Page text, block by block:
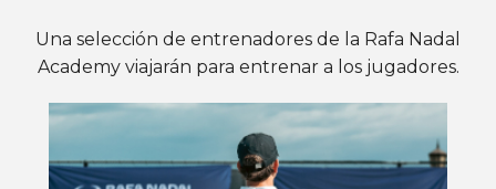
Una selección de entrenadores de la Rafa Nadal
Academy viajarán para entrenar a los jugadores.